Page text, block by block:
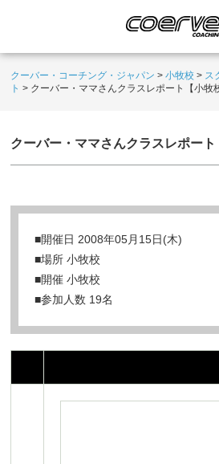
クーバー・コーチング・ジャパン >小牧校 > ス
ト > クーバー・ママさんクラスレポート【小牧
クーバー・ママさんクラスレポート
■開催日 2008年05月15日(木)
■場所 小牧校
■開催 小牧校
■参加人数 19名